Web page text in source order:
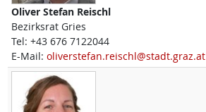
Oliver Stefan Reischl
Bezirksrat Gries
Tel: +43 676 7122044
E-Mail: oliverstefan.reischl@stadt.graz.at